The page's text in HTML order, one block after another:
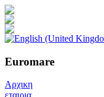
Euromare
Αρχικη